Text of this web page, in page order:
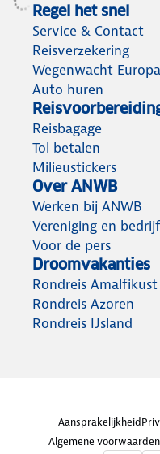
Regel het snel
Service & Contact
Reisverzekering
Wegenwacht Europa
Auto huren
Reisbagage
Tol betalen
Milieustickers
Over ANWB
Werken bij ANWB
Vereniging en bedrijf
Voor de pers
Droomvakanties
Rondreis Amalfikust
Rondreis Azoren
Rondreis IJsland
Aansprakelijkheid
Algemene voorwaarden